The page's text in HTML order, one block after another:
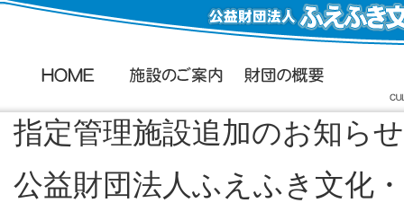
指定管理施設追加のお知らせ
公益財団法人ふえふき文化